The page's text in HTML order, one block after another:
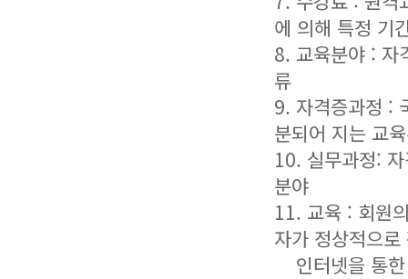
에 의해 특정 기
8. 교육분야 : 자
류
9. 자격증과정 :
분되어 지는 교
10. 실무과정:
분야
11. 교육 : 회원
자가 정상적으
인터넷을 통한